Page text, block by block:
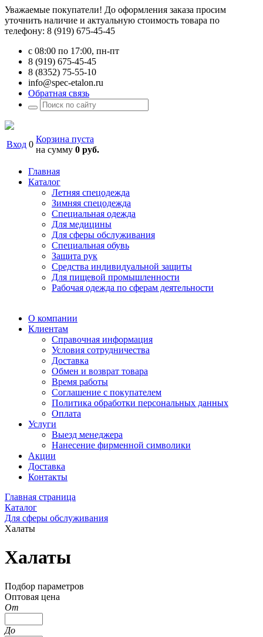
Уважаемые покупатели! До оформления заказа просим
уточнить наличие и актуальную стоимость товара по
телефону: 8 (919) 675-45-45
с 08:00 по 17:00, пн-пт
8 (919) 675-45-45
8 (8352) 75-55-10
info@spec-etalon.ru
Обратная связь
Вход 0
Корзина пуста
на сумму 0 руб.
Главная
Каталог
Летняя спецодежда
Зимняя спецодежда
Специальная одежда
Для медицины
Для сферы обслуживания
Специальная обувь
Защита рук
Средства индивидуальной защиты
Для пищевой промышленности
Рабочая одежда по сферам деятельности
О компании
Клиентам
Справочная информация
Условия сотрудничества
Доставка
Обмен и возврат товара
Время работы
Соглашение с покупателем
Политика обработки персональных данных
Оплата
Услуги
Выезд менеджера
Нанесение фирменной символики
Акции
Доставка
Контакты
Главная страница
Каталог
Для сферы обслуживания
Халаты
Халаты
Подбор параметров
Оптовая цена
От
До